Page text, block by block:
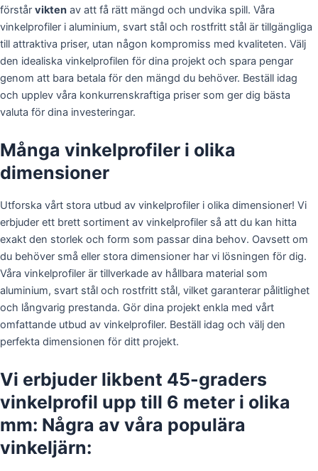
förstår vikten av att få rätt mängd och undvika spill. Våra
vinkelprofiler i aluminium, svart stål och rostfritt stål är tillgängliga
till attraktiva priser, utan någon kompromiss med kvaliteten. Välj
den idealiska vinkelprofilen för dina projekt och spara pengar
genom att bara betala för den mängd du behöver. Beställ idag
och upplev våra konkurrenskraftiga priser som ger dig bästa
valuta för dina investeringar.
Många vinkelprofiler i olika
dimensioner
Utforska vårt stora utbud av vinkelprofiler i olika dimensioner! Vi
erbjuder ett brett sortiment av vinkelprofiler så att du kan hitta
exakt den storlek och form som passar dina behov. Oavsett om
du behöver små eller stora dimensioner har vi lösningen för dig.
Våra vinkelprofiler är tillverkade av hållbara material som
aluminium, svart stål och rostfritt stål, vilket garanterar pålitlighet
och långvarig prestanda. Gör dina projekt enkla med vårt
omfattande utbud av vinkelprofiler. Beställ idag och välj den
perfekta dimensionen för ditt projekt.
Vi erbjuder likbent 45-graders
vinkelprofil upp till 6 meter i olika
mm: Några av våra populära
vinkeljärn: